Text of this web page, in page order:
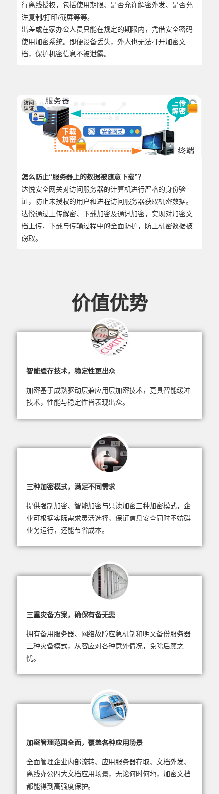
行离线授权，包括使用期限、是否允许解密外发、是否允
许复制/打印/截屏等等。
出差或在家办公人员只能在规定的期限内，凭借安全密码
使用加密系统。即便设备丢失，外人也无法打开加密文
档，保护机密信息不被泄露。
怎么防止“服务器上的数据被随意下载”？
达悦安全网关对访问服务器的计算机进行严格的身份验
证，防止未授权的用户和进程访问服务器获取机密数据。
达悦通过上传解密、下载加密及通讯加密，实现对加密文
档上传、下载与传输过程中的全面防护，防止机密数据被
窃取。
价值优势
智能缓存技术，稳定性更出众
加密基于成熟驱动层兼应用层加密技术，更具智能缓冲
技术，性能与稳定性皆表现出众。
三种加密模式，满足不同需求
提供强制加密、智能加密与只读加密三种加密模式，企
业可根据实际需求灵活选择，保证信息安全同时不妨碍
业务运行，还能节省成本。
三重灾备方案，确保有备无患
拥有备用服务器、网络故障应急机制和明文备份服务器
三种灾备模式，从容应对各种意外情况，免除后顾之
忧。
加密管理范围全面，覆盖各种应用场景
全面管理企业内部流转、应用服务器存取、文档外发、
离线办公四大文档应用场景，无论何时何地，加密文档
都能得到高强度保护。